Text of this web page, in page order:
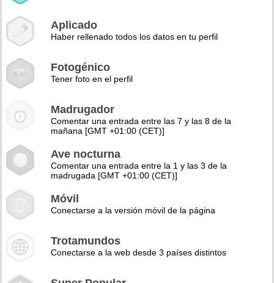
Aplicado
Haber rellenado todos los datos en tu perfil
Fotogénico
Tener foto en el perfil
Madrugador
Comentar una entrada entre las 7 y las 8 de la
mañana [GMT +01:00 (CET)]
Ave nocturna
Comentar una entrada entre la 1 y las 3 de la
madrugada [GMT +01:00 (CET)]
Móvil
Conectarse a la versión móvil de la página
Trotamundos
Conectarse a la web desde 3 países distintos